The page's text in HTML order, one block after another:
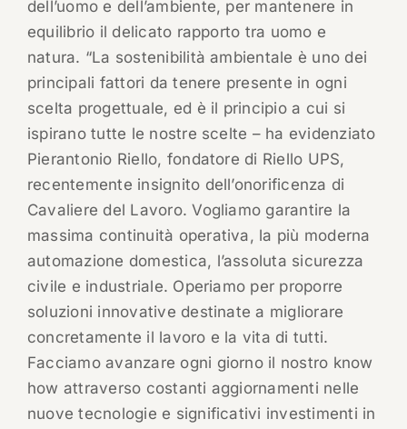
dell’uomo e dell’ambiente, per mantenere in
equilibrio il delicato rapporto tra uomo e
natura. “La sostenibilità ambientale è uno dei
principali fattori da tenere presente in ogni
scelta progettuale, ed è il principio a cui si
ispirano tutte le nostre scelte – ha evidenziato
Pierantonio Riello, fondatore di Riello UPS,
recentemente insignito dell’onorificenza di
Cavaliere del Lavoro. Vogliamo garantire la
massima continuità operativa, la più moderna
automazione domestica, l’assoluta sicurezza
civile e industriale. Operiamo per proporre
soluzioni innovative destinate a migliorare
concretamente il lavoro e la vita di tutti.
Facciamo avanzare ogni giorno il nostro know
how attraverso costanti aggiornamenti nelle
nuove tecnologie e significativi investimenti in